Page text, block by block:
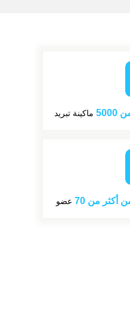
ماكينة تبريد
أكثر من 70 عضو